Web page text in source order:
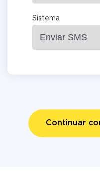
Sistema
Continuar